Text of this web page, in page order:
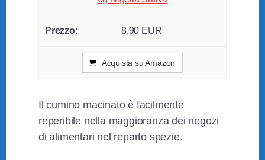
8,90 EUR
Acquista su Amazon
Il cumino macinato è facilmente
reperibile nella maggioranza dei negozi
di alimentari nel reparto spezie.